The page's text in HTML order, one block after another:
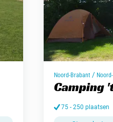
Noord-Brabant /
Camping
75 - 250 plaatsen